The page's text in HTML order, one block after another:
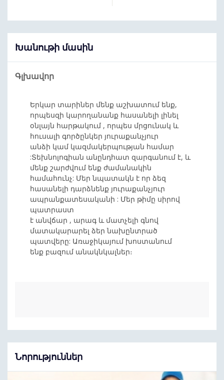
Խանութի մասին
Գլխավոր
Երկար տարիներ մենք աշխատում ենք,
որպեսզի կարողանանք հասանելի լինել
օնլայն հարթակում , որպես մրցունակ և
հուսալի գործընկեր յուրաքանչյուր
անձի կամ կազմակերպության համար
:Տեխնոլոգիան անընդհատ զարգանում է, և
մենք շարժվում ենք ժամանակին
համահունչ: Մեր նպատակն է որ ձեզ
հասանելի դարձնենք յուրաքանչյուր
ապրանքատեսականի : Մեր թիմը սիրով
պատրաստ
է անվճար , արագ և մատչելի գնով
մատակարարել ձեր նախընտրած
պատվերը: Առաջիկայում խոստանում
ենք բազում անակնկալներ։
Նորություններ